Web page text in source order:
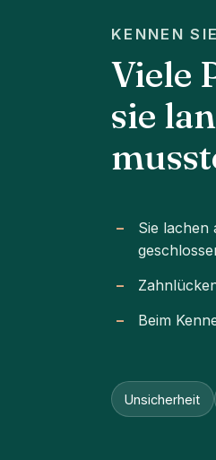
KENNEN
Viele
sie
Sie lachen
Beim
Unsicherheit